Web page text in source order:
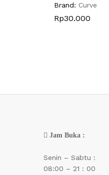
Brand: Curve
Rp30.000
Rp30.000
Jam Buka :
Senin – Sabtu :
08:00 – 21 : 00